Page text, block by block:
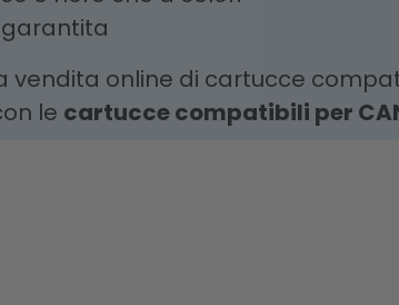
garantita
vendita online di cartucce
le cartucce compatibili per